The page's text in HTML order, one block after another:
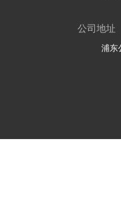
公司地址
浦东